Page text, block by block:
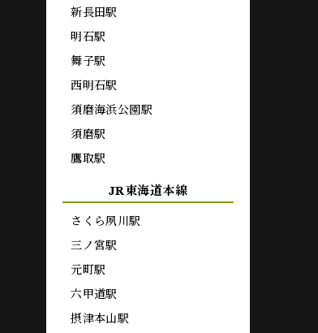
新長田駅
明石駅
舞子駅
西明石駅
須磨海浜公園駅
須磨駅
鷹取駅
JR東海道本線
さくら夙川駅
三ノ宮駅
元町駅
六甲道駅
摂津本山駅